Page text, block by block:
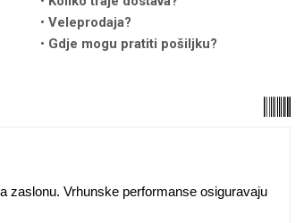
Veleprodaja?
Gdje mogu pratiti pošiljku?
zaslonu. Vrhunske performanse osiguravaju